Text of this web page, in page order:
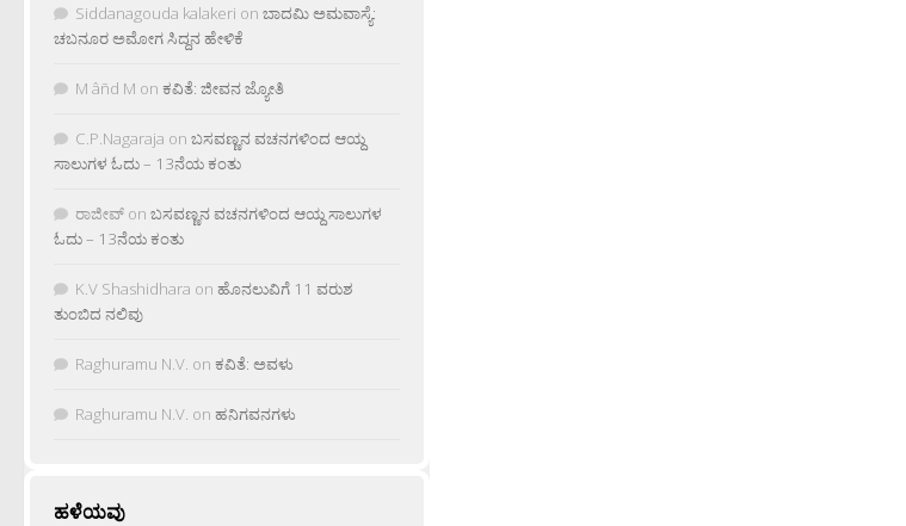
Siddanagouda kalakeri on ಬಾದಮಿ ಅಮವಾಸ್ಯೆ:
ಚಬನೂರ ಅಮೋಗ ಸಿದ್ದನ ಹೇಳಿಕೆ
M âñd M on ಕವಿತೆ: ಜೀವನ ಜ್ಯೋತಿ
C.P.Nagaraja on ಬಸವಣ್ಣನ ವಚನಗಳಿಂದ ಆಯ್ದ
ಸಾಲುಗಳ ಓದು – 13ನೆಯ ಕಂತು
ರಾಜೀವ್ on ಬಸವಣ್ಣನ ವಚನಗಳಿಂದ ಆಯ್ದ ಸಾಲುಗಳ
ಓದು – 13ನೆಯ ಕಂತು
K.V Shashidhara on ಹೊನಲುವಿಗೆ 11 ವರುಶ
ತುಂಬಿದ ನಲಿವು
Raghuramu N.V. on ಕವಿತೆ: ಅವಳು
Raghuramu N.V. on ಹನಿಗವನಗಳು
ಹಳೆಯವು